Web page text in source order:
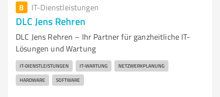
8 IT-Dienstleistungen
DLC Jens Rehren
DLC Jens Rehren – Ihr Partner für ganzheitliche IT-
Lösungen und Wartung
IT-DIENSTLEISTUNGEN IT-WARTUNG NETZWERKPLANUNG
HARDWARE SOFTWARE